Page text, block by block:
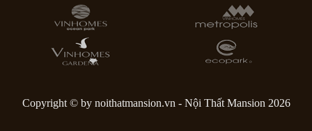
Copyright © by noithatmansion.vn - Nội Thất Mansion 2026